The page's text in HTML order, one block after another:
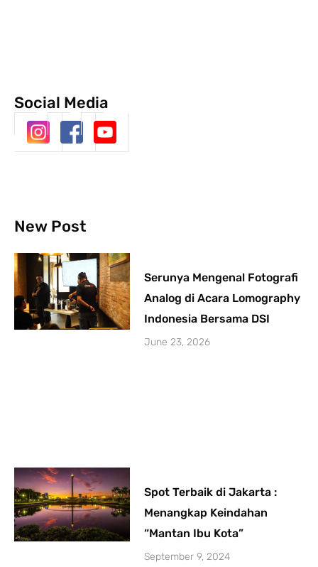
Social Media
New Post
Serunya Mengenal Fotografi
Analog di Acara Lomography
Indonesia Bersama DSI
June 23, 2026
Spot Terbaik di Jakarta :
Menangkap Keindahan
“Mantan Ibu Kota”
September 9, 2024